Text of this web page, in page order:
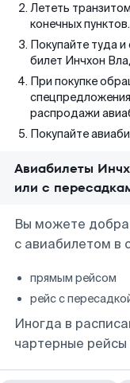
Лететь
конечных пунктов.
Покупайте туда
билет Инчхон
При покупке
распродажи
Покупайте
Авиабилеты
или с
Вы можете
с авиабилетом в
прямым рейсом
рейс с
Иногда в
чартерные рейсы